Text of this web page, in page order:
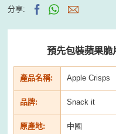
分享:
預先包裝蘋果脆
產品名稱: Apple Crisps
品牌: Snack it
原產地: 中國